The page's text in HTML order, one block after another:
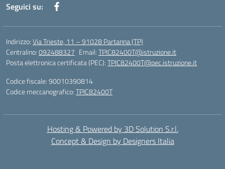
Seguici su:
Indirizzo:Via Trieste, 11 – 91028 Partanna (TP)
Centralino:092488327 Email:TPIC82400T@istruzione.it
Posta elettronica certificata (PEC):TPIC82400T@pec.istruzione.it
Codice fiscale: 90010390814
Codice meccanografico:TPIC82400T
Hosting & Powered by 3D Solution S.r.l.
Concept & Design by Designers Italia